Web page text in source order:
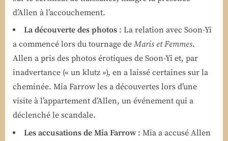
d’Allen à l’accouchement.
La découverte des photos : La relation avec Soon-Yi
a commencé lors du tournage de Maris et Femmes.
Allen a pris des photos érotiques de Soon-Yi et, par
inadvertance (« un klutz »), en a laissé certaines sur la
cheminée. Mia Farrow les a découvertes lors d’une
visite à l’appartement d’Allen, un événement qui a
déclenché le scandale.
Les accusations de Mia Farrow: Mia a accusé Allen